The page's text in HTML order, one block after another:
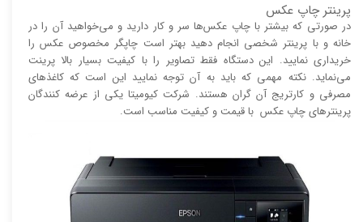
پرینتر چاپ عکس
در صورتی که بیشتر با چاپ عکس‌ها سر و کار دارید و می‌خواهید آن را در
خانه و با پرینتر شخصی انجام دهید بهتر است چاپگر مخصوص عکس را
خریداری نمایید. این دستگاه فقط تصاویر را با کیفیت بسیار بالا پرینت
می‌نماید. نکته مهمی که باید به آن توجه نمایید این است که کاغذ‌های
مصرفی و کارتریج آن گران هستند. شرکت کیومیتا یکی از عرضه کنندگان
پرینتر‌های چاپ عکس با قیمت و کیفیت مناسب است.